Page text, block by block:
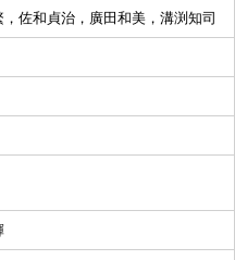
佐和貞治，廣田和美，溝渕知司